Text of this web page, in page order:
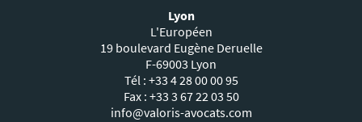
Lyon
L'Européen
19 boulevard Eugène Deruelle
F-69003 Lyon
Tél : +33 4 28 00 00 95
Fax : +33 3 67 22 03 50
info@valoris-avocats.com